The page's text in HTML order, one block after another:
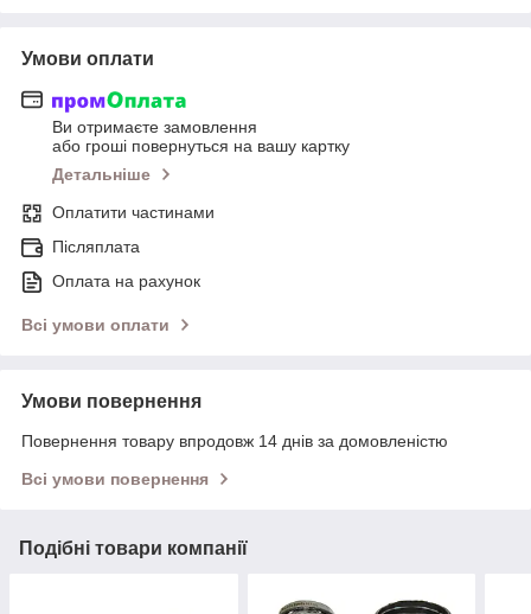
Умови оплати
Ви отримаєте замовлення
або гроші повернуться на вашу картку
Детальніше
Оплатити частинами
Післяплата
Оплата на рахунок
Всі умови оплати
Умови повернення
Повернення товару впродовж 14 днів за домовленістю
Всі умови повернення
Подібні товари компанії